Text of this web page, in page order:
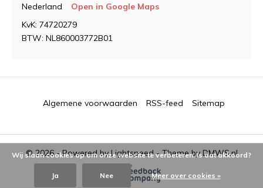
Nederland
Open in Google Maps
KvK: 74720279
BTW: NL860003772B01
© 2026 - Powered byLightspeed- Theme byDMWS.nl
Algemene voorwaarden RSS-feed Sitemap
Wij slaan cookies op om onze website te verbeteren. Is dat akkoord?
Ja Nee Meer over cookies »